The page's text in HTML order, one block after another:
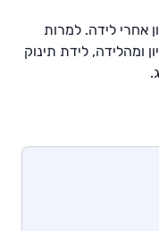
אחרי לידה. למרות
ומהלידה, לידת תינוק